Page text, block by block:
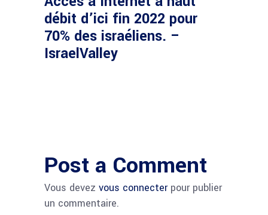
débit d’ici fin 2022 pour
70% des israéliens. –
IsraelValley
Post a Comment
Vous devez vous connecterpour publier
un commentaire.